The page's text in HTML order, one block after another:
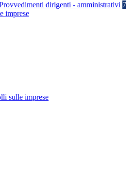
dirigenti - amministrativi 7
imprese
sulle imprese